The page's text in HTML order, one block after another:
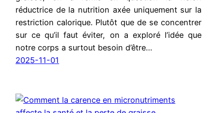
réductrice de la nutrition axée uniquement sur la
restriction calorique. Plutôt que de se concentrer
sur ce qu’il faut éviter, on a exploré l’idée que
notre corps a surtout besoin d’être…
2025-11-01